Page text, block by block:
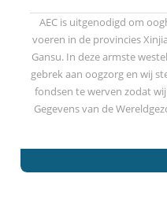
AEC is uitgenodigd om
voeren in de provincies
Gansu. In deze armste
gebrek aan oogzorg en wij
fondsen te werven zodat
Gegevens van de